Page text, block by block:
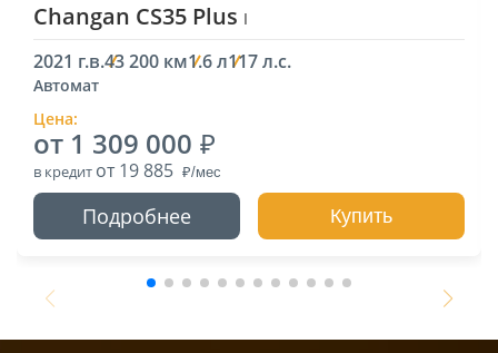
Changan CS35 Plus I
2021 г.в.43 200 км1.6 л117 л.с.
Автомат
Цена:
от 1 309 000
в кредит от 19 885
Подробнее Купить